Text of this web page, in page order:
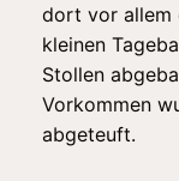
dort vor allem
kleinen
Stollen
Vorkommen
abgeteuft.